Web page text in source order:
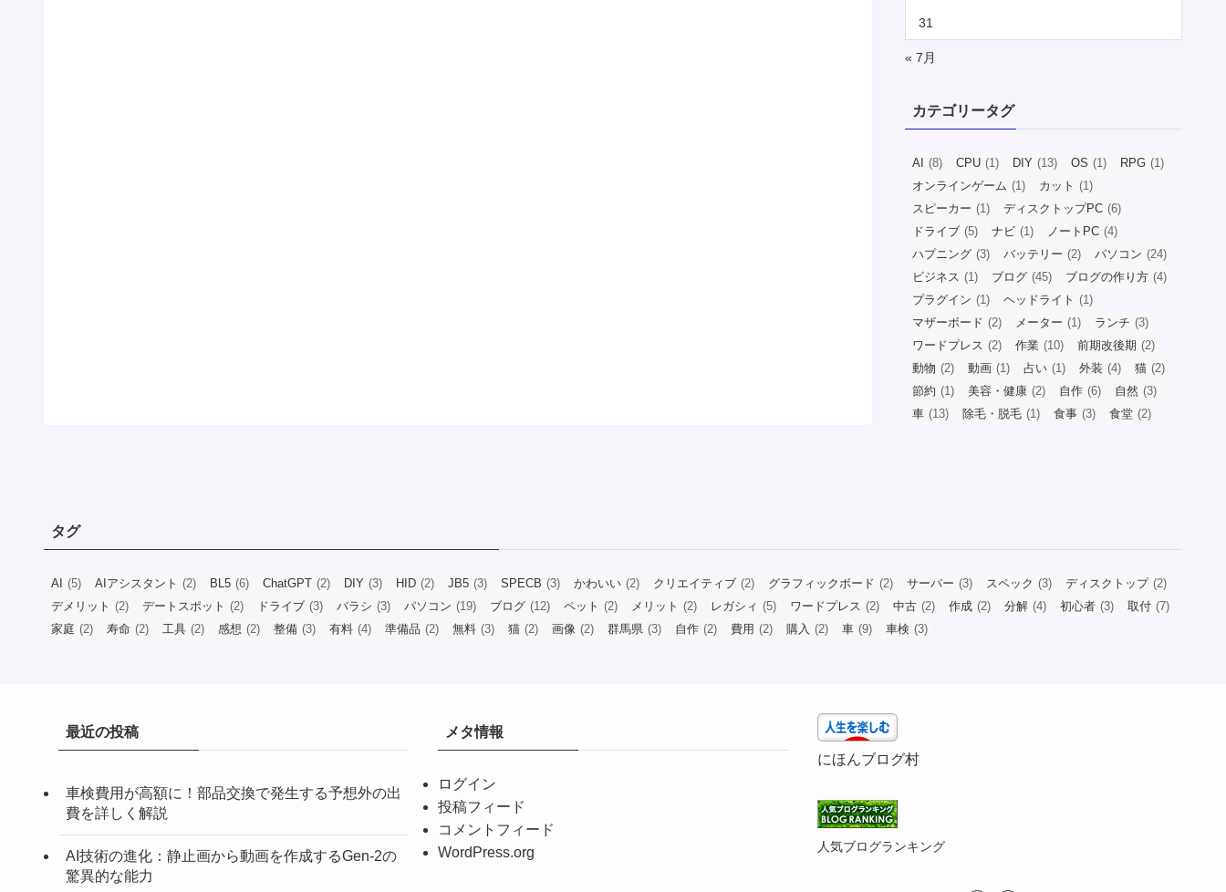
31
« 7月
カテゴリータグ
AI (8) CPU (1) DIY (13) OS (1) RPG (1)
オンラインゲーム (1) カット (1)
スピーカー (1) ディスクトップPC (6)
ドライブ (5) ナビ (1) ノートPC (4)
ハプニング (3) バッテリー (2) パソコン (24)
ビジネス (1) ブログ (45) ブログの作り方 (4)
プラグイン (1) ヘッドライト (1)
マザーボード (2) メーター (1) ランチ (3)
ワードプレス (2) 作業 (10) 前期改後期 (2)
動物 (2) 動画 (1) 占い (1) 外装 (4) 猫 (2)
節約 (1) 美容・健康 (2) 自作 (6) 自然 (3)
車 (13) 除毛・脱毛 (1) 食事 (3) 食堂 (2)
タグ
AI (5) AIアシスタント (2) BL5 (6) ChatGPT (2) DIY (3) HID (2) JB5 (3) SPECB (3) かわいい (2) クリエイティブ (2) グラフィックボード (2) サーバー (3) スペック (3) ディスクトップ (2)
デメリット (2) デートスポット (2) ドライブ (3) バラシ (3) パソコン (19) ブログ (12) ペット (2) メリット (2) レガシィ (5) ワードプレス (2) 中古 (2) 作成 (2) 分解 (4) 初心者 (3) 取付 (7)
家庭 (2) 寿命 (2) 工具 (2) 感想 (2) 整備 (3) 有料 (4) 準備品 (2) 無料 (3) 猫 (2) 画像 (2) 群馬県 (3) 自作 (2) 費用 (2) 購入 (2) 車 (9) 車検 (3)
最近の投稿
車検費用が高額に！部品交換で発生する予想外の出
費を詳しく解説
AI技術の進化：静止画から動画を作成するGen-2の
驚異的な能力
メタ情報
ログイン
投稿フィード
コメントフィード
WordPress.org
にほんブログ村
人気ブログランキング